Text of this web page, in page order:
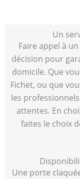
Un
Faire appel à
décision pour
domicile. Que
Fichet, ou que
les
attentes. En
faites le choix
Une porte